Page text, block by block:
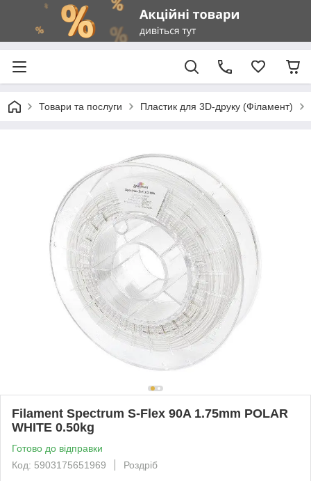
Товари та послуги Пластик для 3D-друку (Філамент)
Filament Spectrum S-Flex 90A 1.75mm POLAR
WHITE 0.50kg
Готово до відправки
Код: 5903175651969
Роздріб